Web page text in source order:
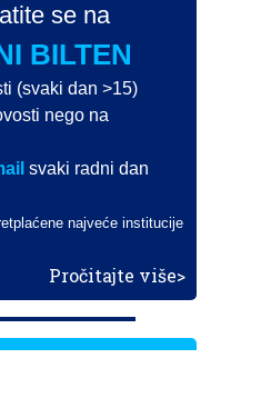
se na
BILTEN
(svaki dan >15)
nego na
svaki radni dan
najveće institucije
Pročitajte više>